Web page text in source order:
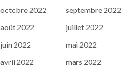
octobre 2022
septembre 2022
août 2022
juillet 2022
juin 2022
mai 2022
avril 2022
mars 2022